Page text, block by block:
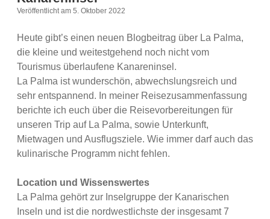
Veröffentlicht am 5. Oktober 2022
Heute gibt’s einen neuen Blogbeitrag über La Palma,
die kleine und weitestgehend noch nicht vom
Tourismus überlaufene Kanareninsel.
La Palma ist wunderschön, abwechslungsreich und
sehr entspannend. In meiner Reisezusammenfassung
berichte ich euch über die Reisevorbereitungen für
unseren Trip auf La Palma, sowie Unterkunft,
Mietwagen und Ausflugsziele. Wie immer darf auch das
kulinarische Programm nicht fehlen.
Location und Wissenswertes
La Palma gehört zur Inselgruppe der Kanarischen
Inseln und ist die nordwestlichste der insgesamt 7